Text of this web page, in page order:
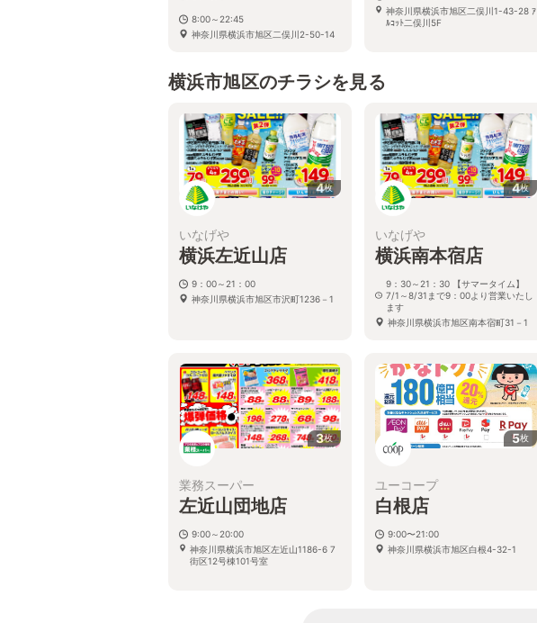
8:00～22:45
神奈川県横浜市旭区二俣川2-50-14
神奈川県横浜市旭区二俣川1-43-28 ｱ
ﾙｺｯﾄ二俣川5F
横浜市旭区のチラシを見る
4枚
いなげや
横浜左近山店
9：00～21：00
神奈川県横浜市旭区市沢町1236－1
4枚
いなげや
横浜南本宿店
9：30～21：30 【サマータイム】
7/1～8/31まで9：00より営業いたし
ます
神奈川県横浜市旭区南本宿町31－1
3枚
業務スーパー
左近山団地店
9:00～20:00
神奈川県横浜市旭区左近山1186-6 7
街区12号棟101号室
5枚
ユーコープ
白根店
9:00〜21:00
神奈川県横浜市旭区白根4-32-1